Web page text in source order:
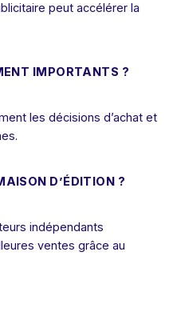
peut accélérer la
IMPORTANTS ?
les décisions d’achat et
D’ÉDITION ?
indépendants
ventes grâce au